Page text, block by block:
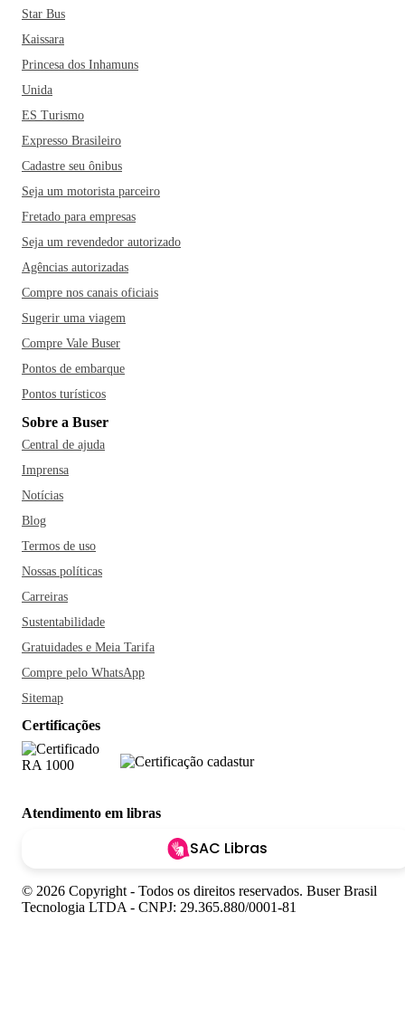
Star Bus
Kaissara
Princesa dos Inhamuns
Unida
ES Turismo
Expresso Brasileiro
Cadastre seu ônibus
Seja um motorista parceiro
Fretado para empresas
Seja um revendedor autorizado
Agências autorizadas
Compre nos canais oficiais
Sugerir uma viagem
Compre Vale Buser
Pontos de embarque
Pontos turísticos
Sobre a Buser
Central de ajuda
Imprensa
Notícias
Blog
Termos de uso
Nossas políticas
Carreiras
Sustentabilidade
Gratuidades e Meia Tarifa
Compre pelo WhatsApp
Sitemap
Certificações
Atendimento em libras
SAC Libras
© 2026 Copyright - Todos os direitos reservados. Buser Brasil
Tecnologia LTDA - CNPJ: 29.365.880/0001-81